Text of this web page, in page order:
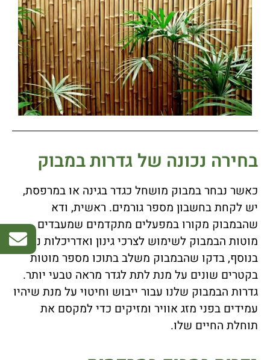
בחירה נכונה של גדרות במבוק
כאשר נבחר במבוק מושחל כגדר בגינה או במרפסת,
יש לקחת בחשבון מספר גורמים. ראשית, ודא
שהבמבוק מקורו במפעלים מתקדמים שמעבדים
מוטות הבמבוק לשימוש לצרכי גינון ואדריכלות נוף.
בנוסף, בדקו שהבמבוק משלב בתוכו מספר מוטות
בקטרים שונים על מנת לתת לגדר מראה טבעי יותר.
גדרות הבמבוק שלנו עבור ייבוש וחיטוי על מנת שיהיו
עמידים בפני מזג אוויר ומזיקים כדי למקסם את
תוחלת החיים שלו.